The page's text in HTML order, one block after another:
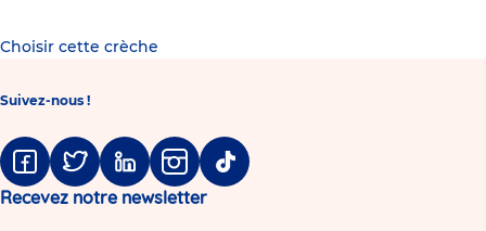
Choisir cette crèche
Suivez-nous !
FacebookTwitter LinkedinInstagramTiktok
Recevez notre newsletter